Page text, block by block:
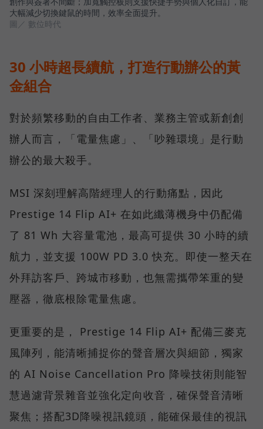
大幅減少切換鍵鼠的時間，效率全面提升。
圖／ 數位時代
30 小時超長續航，打造行動辦公的黃
金組合
對於頻繁移動的自由工作者、業務主管或新創創
辦人而言，「電量焦慮」、「吵雜環境」是行動
辦公的最大殺手。
MSI 深刻理解高階經理人的行動痛點，因此
Prestige 14 Flip AI+ 在如此纖薄機身中仍配備
了 81 Wh 大容量電池，最高可提供 30 小時的續
航力，並支援 100W PD 3.0 快充。即使一整天在
外拜訪客戶、跨城市移動，也無需攜帶笨重的變
壓器，徹底根除電量焦慮。
更重要的是， Prestige 14 Flip AI+ 配備三麥克
風陣列，能清晰捕捉你的聲音層次與細節，獨家
的 AI Noise Cancellation Pro 降噪技術則能智
慧過濾背景雜音並強化定向收音，確保聲音清晰
聚焦；搭配3D降噪視訊鏡頭，能確保最佳的視訊